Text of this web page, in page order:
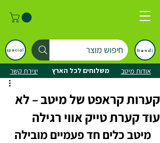
אודות מיטב יצירת קשר משלוחים לכל הארץ
trendi חיפוש מוצר special
קערות קראפט של מיטב – לא
עוד קערת טייק אווי רגילה
מיטב כלים חד פעמיים מובילה